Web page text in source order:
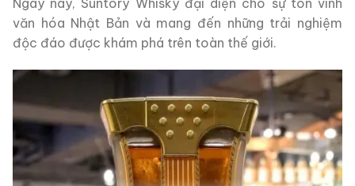
văn hóa Nhật Bản và mang đến những trải nghiệm
độc đáo được khám phá trên toàn thế giới.